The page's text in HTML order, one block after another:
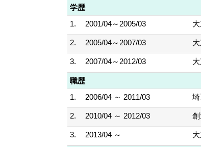
学歴
1.
2001/04～2005/03
2. 2005/04～2007/03
3. 2007/04～2012/03
職歴
1.
2006/04 ～ 2011/03
2. 2010/04 ～ 2012/03
3. 2013/04 ～